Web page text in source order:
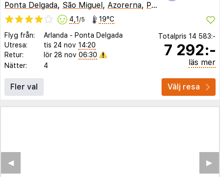
Ponta Delgada, São Miguel, Azorerna, Portugal
4,1 /5 19°C
Flyg från: Arlanda - Ponta Delgada
Utresa:
tis 24 nov 14:20
Retur:
lör 28 nov 06:30
Nätter:
4
Totalpris 14 583:-
7 292:-
läs mer
Fler val Välj resa
▶︎
◀︎